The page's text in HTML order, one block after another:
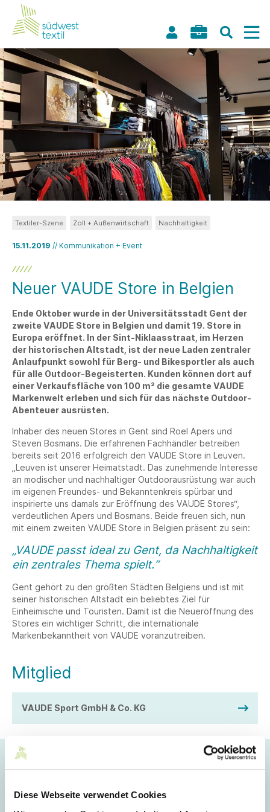
Diese Webseite verwendet Cookies
15.11.2019 // Kommunikation + Event
Textiler-Szene Zoll + Außenwirtschaft Nachhaltigkeit
Neuer VAUDE Store in Belgien
Ende Oktober wurde in der Universitätsstadt Gent der
zweite VAUDE Store in Belgien und damit 19. Store in
Europa eröffnet. In der Sint-Niklaasstraat, im Herzen
der historischen Altstadt, ist der neue Laden zentraler
Anlaufpunkt sowohl für Berg- und Bikesportler als auch
für alle Outdoor-Begeisterten. Kunden können dort auf
einer Verkaufsfläche von 100 m² die gesamte VAUDE
Markenwelt erleben und sich für das nächste Outdoor-
Abenteuer ausrüsten.
Inhaber des neuen Stores in Gent sind Roel Apers und
Steven Bosmans. Die erfahrenen Fachhändler betreiben
bereits seit 2016 erfolgreich den VAUDE Store in Leuven.
„Leuven ist unserer Heimatstadt. Das zunehmende Interesse
an modischer und nachhaltiger Outdoorausrüstung war auch
im eigenen Freundes- und Bekanntenkreis spürbar und
inspirierte uns damals zur Eröffnung des VAUDE Stores“,
verdeutlichen Apers und Bosmans. Beide freuen sich, nun
mit einem zweiten VAUDE Store in Belgien präsent zu sein:
„VAUDE passt ideal zu Gent, da Nachhaltigkeit
ein zentrales Thema spielt.“
Gent gehört zu den größten Städten Belgiens und ist mit
seiner historischen Altstadt ein beliebtes Ziel für
Einheimische und Touristen. Damit ist die Neueröffnung des
Stores ein wichtiger Schritt, die internationale
Markenbekanntheit von VAUDE voranzutreiben.
Mitglied
VAUDE Sport GmbH & Co. KG
Den VAUDE-Spirit international
erlebbar machen